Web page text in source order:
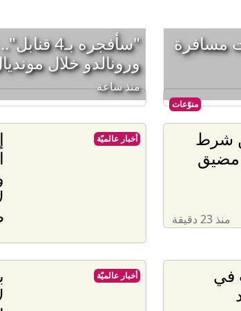
منوّعات
مسافرة
"سأفجره
ورونالدو خلال مونديال
منذ ساعة
شرط
مضيق
منذ 23 دقيقة
أخبار عالميّة
في
أخبار عالميّة